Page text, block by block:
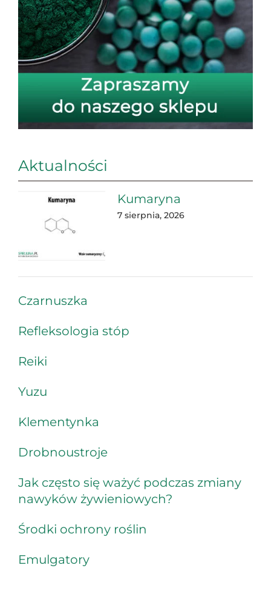
Aktualności
Kumaryna
7 sierpnia, 2026
Czarnuszka
Refleksologia stóp
Reiki
Yuzu
Klementynka
Drobnoustroje
Jak często się ważyć podczas zmiany
nawyków żywieniowych?
Środki ochrony roślin
Emulgatory